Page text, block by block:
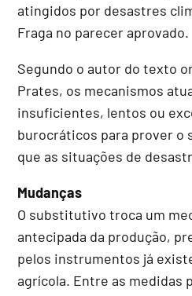
atingidos por desastres
Fraga no parecer aprovado.
Segundo o autor do texto
Prates, os mecanismos
insuficientes, lentos ou
burocráticos para prover o
que as situações de
Mudanças
O substitutivo troca um
antecipada da produção,
pelos instrumentos já
agrícola. Entre as medidas